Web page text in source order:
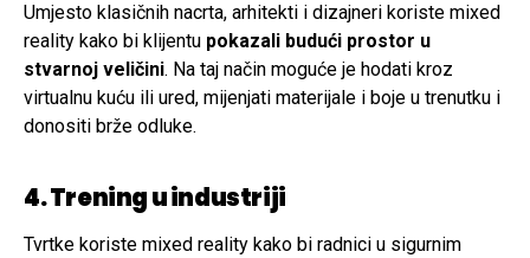
Umjesto klasičnih nacrta, arhitekti i dizajneri koriste mixed
reality kako bi klijentu pokazali budući prostor u
stvarnoj veličini. Na taj način moguće je hodati kroz
virtualnu kuću ili ured, mijenjati materijale i boje u trenutku i
donositi brže odluke.
4. Trening u industriji
Tvrtke koriste mixed reality kako bi radnici u sigurnim